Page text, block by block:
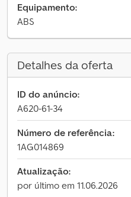
Equipamento:
ABS
Detalhes da oferta
ID do anúncio:
A620-61-34
Número de referência:
1AG014869
Atualização:
por último em 11.06.2026